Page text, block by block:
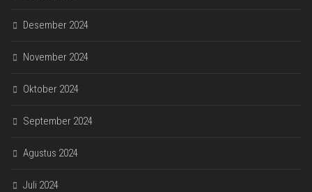
Desember 2024
November 2024
Oktober 2024
September 2024
Agustus 2024
Juli 2024